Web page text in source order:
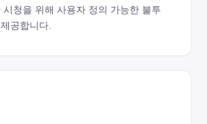
시청을 위해 사용자 정의 가능한 불투
공합니다.